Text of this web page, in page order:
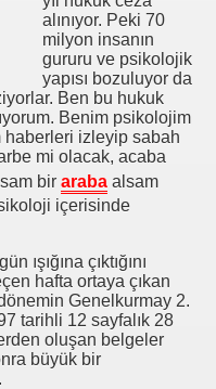
alınıyor. Peki 70
milyon insanın
gururu ve psikolojik
yapısı bozuluyor da
Ben bu hukuk
Benim psikolojim
haberleri izleyip sabah
mi olacak, acaba
bir araba alsam
içerisinde
ışığına çıktığını
hafta ortaya çıkan
Genelkurmay 2.
tarihli 12 sayfalık 28
oluşan belgeler
büyük bir